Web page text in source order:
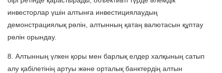
инвесторлар үшін алтынға инвестициялаудың
демонстрациялық рөлін, алтынның қатаң валютасын құптау
рөлін орындау.
8. Алтынның үлкен қоры мен барлық елдер халқының сатып
алу қабілетінің артуы және орталық банктердің алтын